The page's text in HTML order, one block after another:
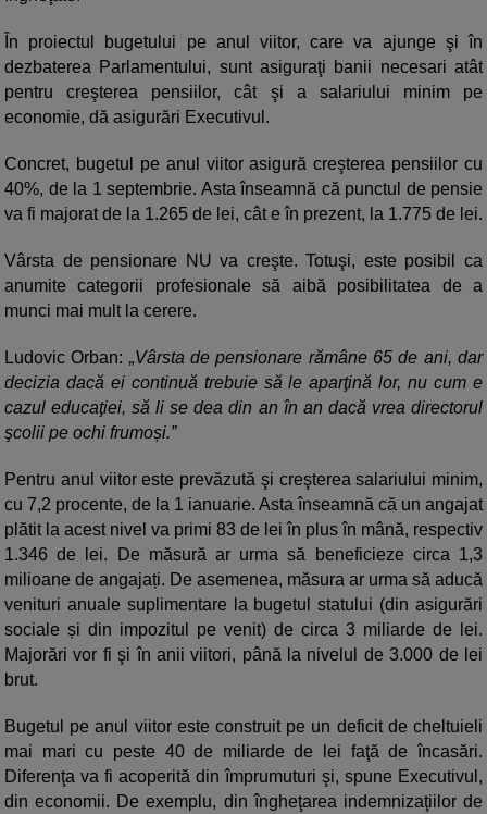
În proiectul bugetului pe anul viitor, care va ajunge şi în
dezbaterea Parlamentului, sunt asiguraţi banii necesari atât
pentru creşterea pensiilor, cât şi a salariului minim pe
economie, dă asigurări Executivul.
Concret, bugetul pe anul viitor asigură creşterea pensiilor cu
40%, de la 1 septembrie. Asta înseamnă că punctul de pensie
va fi majorat de la 1.265 de lei, cât e în prezent, la 1.775 de lei.
Vârsta de pensionare NU va creşte. Totuşi, este posibil ca
anumite categorii profesionale să aibă posibilitatea de a
munci mai mult la cerere.
Ludovic Orban: „Vârsta de pensionare rămâne 65 de ani, dar
decizia dacă ei continuă trebuie să le aparţină lor, nu cum e
cazul educaţiei, să li se dea din an în an dacă vrea directorul
şcolii pe ochi frumoși.”
Pentru anul viitor este prevăzută şi creşterea salariului minim,
cu 7,2 procente, de la 1 ianuarie. Asta înseamnă că un angajat
plătit la acest nivel va primi 83 de lei în plus în mână, respectiv
1.346 de lei. De măsură ar urma să beneficieze circa 1,3
milioane de angajați. De asemenea, măsura ar urma să aducă
venituri anuale suplimentare la bugetul statului (din asigurări
sociale și din impozitul pe venit) de circa 3 miliarde de lei.
Majorări vor fi şi în anii viitori, până la nivelul de 3.000 de lei
brut.
Bugetul pe anul viitor este construit pe un deficit de cheltuieli
mai mari cu peste 40 de miliarde de lei faţă de încasări.
Diferenţa va fi acoperită din împrumuturi şi, spune Executivul,
din economii. De exemplu, din îngheţarea indemnizaţiilor de